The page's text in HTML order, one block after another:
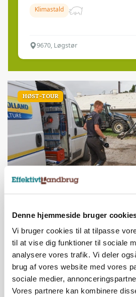
Denne hjemmeside bruger
Vi bruger cookies til at tilpasse
til at vise dig funktioner til sociale
analysere vores trafik. Vi deler
brug af vores website med vores
sociale medier,
Vores partnere kan kombinere
Klimastald
9670, Løgstør
HØST-TOUR
18 montører står klar i høsten:
Maskiner landmænd i gang